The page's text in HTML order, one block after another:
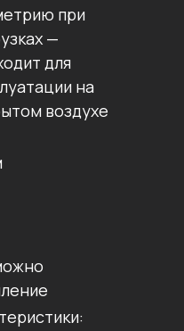
при
—
для
на
воздухе